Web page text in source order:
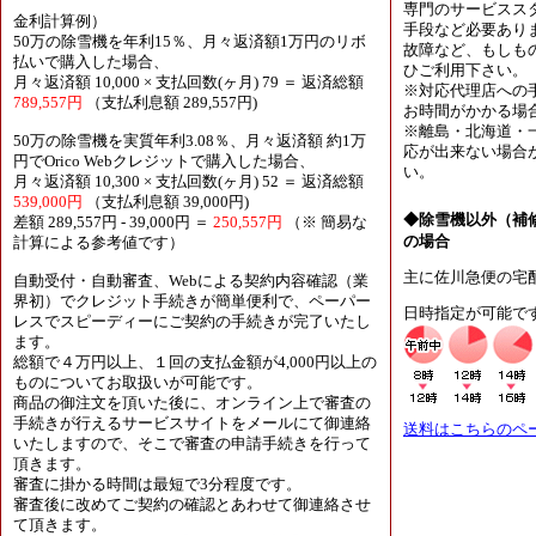
金利計算例）
50万の除雪機を年利15％、月々返済額1万円のリボ
払いで購入した場合、
月々返済額 10,000 × 支払回数(ヶ月) 79 ＝ 返済総額
789,557円
（支払利息額 289,557円)
50万の除雪機を実質年利3.08％、月々返済額 約1万
円でOrico Webクレジットで購入した場合、
月々返済額 10,300 × 支払回数(ヶ月) 52 ＝ 返済総額
539,000円
（支払利息額 39,000円)
差額 289,557円 - 39,000円 ＝ 250,557円
（※ 簡易な
計算による参考値です）
自動受付・自動審査、Webによる契約内容確認（業
界初）でクレジット手続きが簡単便利で、ペーパー
レスでスピーディーにご契約の手続きが完了いたし
ます。
総額で４万円以上、１回の支払金額が4,000円以上の
ものについてお取扱いが可能です。
商品の御注文を頂いた後に、オンライン上で審査の
手続きが行えるサービスサイトをメールにて御連絡
いたしますので、そこで審査の申請手続きを行って
頂きます。
審査に掛かる時間は最短で3分程度です。
審査後に改めてご契約の確認とあわせて御連絡させ
て頂きます。
専門のサービスス
手段など必要あり
故障など、もしも
ひご利用下さい。
※対応代理店への
お時間がかかる場
※離島・北海道・
応が出来ない場合
い。
◆除雪機以外（補
の場合
主に佐川急便の宅
日時指定が可能で
送料はこちらのペ